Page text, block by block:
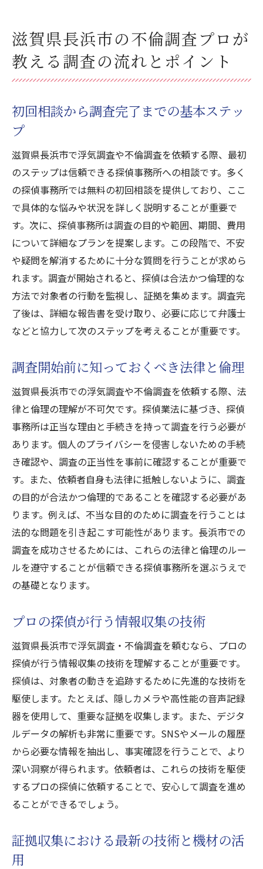
滋賀県長浜市の不倫調査プロが
教える調査の流れとポイント
初回相談から調査完了までの基本ステッ
プ
滋賀県長浜市で浮気調査や不倫調査を依頼する際、最初
のステップは信頼できる探偵事務所への相談です。多く
の探偵事務所では無料の初回相談を提供しており、ここ
で具体的な悩みや状況を詳しく説明することが重要で
す。次に、探偵事務所は調査の目的や範囲、期間、費用
について詳細なプランを提案します。この段階で、不安
や疑問を解消するために十分な質問を行うことが求めら
れます。調査が開始されると、探偵は合法かつ倫理的な
方法で対象者の行動を監視し、証拠を集めます。調査完
了後は、詳細な報告書を受け取り、必要に応じて弁護士
などと協力して次のステップを考えることが重要です。
調査開始前に知っておくべき法律と倫理
滋賀県長浜市での浮気調査や不倫調査を依頼する際、法
律と倫理の理解が不可欠です。探偵業法に基づき、探偵
事務所は正当な理由と手続きを持って調査を行う必要が
あります。個人のプライバシーを侵害しないための手続
き確認や、調査の正当性を事前に確認することが重要で
す。また、依頼者自身も法律に抵触しないように、調査
の目的が合法かつ倫理的であることを確認する必要があ
ります。例えば、不当な目的のために調査を行うことは
法的な問題を引き起こす可能性があります。長浜市での
調査を成功させるためには、これらの法律と倫理のルー
ルを遵守することが信頼できる探偵事務所を選ぶうえで
の基礎となります。
プロの探偵が行う情報収集の技術
滋賀県長浜市で浮気調査・不倫調査を頼むなら、プロの
探偵が行う情報収集の技術を理解することが重要です。
探偵は、対象者の動きを追跡するために先進的な技術を
駆使します。たとえば、隠しカメラや高性能の音声記録
器を使用して、重要な証拠を収集します。また、デジタ
ルデータの解析も非常に重要です。SNSやメールの履歴
から必要な情報を抽出し、事実確認を行うことで、より
深い洞察が得られます。依頼者は、これらの技術を駆使
するプロの探偵に依頼することで、安心して調査を進め
ることができるでしょう。
証拠収集における最新の技術と機材の活
用